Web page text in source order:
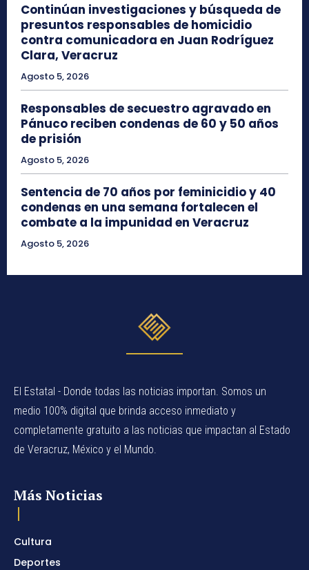
Continúan investigaciones y búsqueda de
presuntos responsables de homicidio
contra comunicadora en Juan Rodríguez
Clara, Veracruz
Agosto 5, 2026
Responsables de secuestro agravado en
Pánuco reciben condenas de 60 y 50 años
de prisión
Agosto 5, 2026
Sentencia de 70 años por feminicidio y 40
condenas en una semana fortalecen el
combate a la impunidad en Veracruz
Agosto 5, 2026
El Estatal - Donde todas las noticias importan. Somos un
medio 100% digital que brinda acceso inmediato y
completamente gratuito a las noticias que impactan al Estado
de Veracruz, México y el Mundo.
Más Noticias
Cultura
Deportes